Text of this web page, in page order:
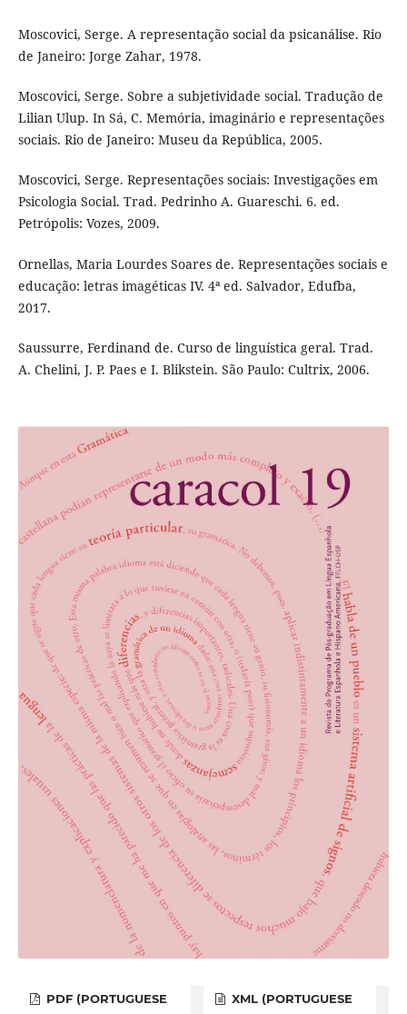
Moscovici, Serge. A representação social da psicanálise. Rio
de Janeiro: Jorge Zahar, 1978.
Moscovici, Serge. Sobre a subjetividade social. Tradução de
Lilian Ulup. In Sá, C. Memória, imaginário e representações
sociais. Rio de Janeiro: Museu da República, 2005.
Moscovici, Serge. Representações sociais: Investigações em
Psicologia Social. Trad. Pedrinho A. Guareschi. 6. ed.
Petrópolis: Vozes, 2009.
Ornellas, Maria Lourdes Soares de. Representações sociais e
educação: letras imagéticas IV. 4ª ed. Salvador, Edufba,
2017.
Saussurre, Ferdinand de. Curso de linguística geral. Trad.
A. Chelini, J. P. Paes e I. Blikstein. São Paulo: Cultrix, 2006.
PDF (PORTUGUESE
XML (PORTUGUESE